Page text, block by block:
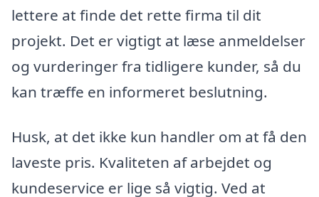
lettere at finde det rette firma til dit
projekt. Det er vigtigt at læse anmeldelser
og vurderinger fra tidligere kunder, så du
kan træffe en informeret beslutning.
Husk, at det ikke kun handler om at få den
laveste pris. Kvaliteten af arbejdet og
kundeservice er lige så vigtig. Ved at